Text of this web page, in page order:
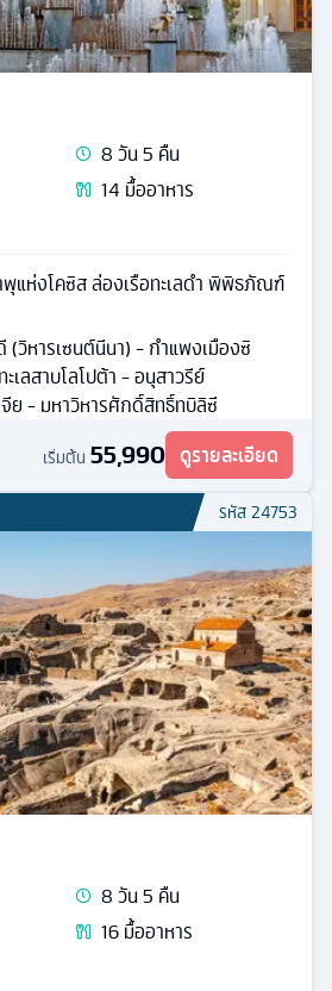
8วัน5 คืน
14 มื้ออาหาร
วิหารเซนต์นีนา) - กำแพงเมืองซิ
เลสาบโลโปต้า - อนุสาวรีย์
ย - มหาวิหารศักดิ์สิทธิ์ทบิลิซี
เริ่มต้น 55,990 ดูรายละเอียด
รหัส24753
8วัน5 คืน
16มื้ออาหาร